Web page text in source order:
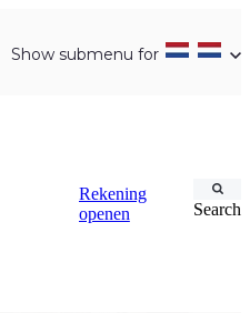
Show submenu for
Rekening
openen
Search